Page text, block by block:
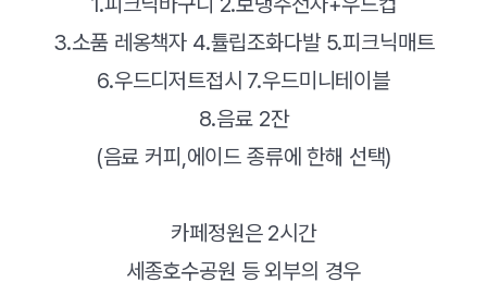
3.소품 레옹책자 4.튤립조화다발 5.피크닉매트
6.우드디저트접시 7.우드미니테이블
8.음료 2잔
(음료 커피,에이드 종류에 한해 선택)
카페정원은 2시간
세종호수공원 등 외부의 경우